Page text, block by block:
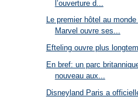
l’ouverture d...
Le premier hôtel au
Marvel ouvre ses...
Efteling ouvre plus
En bref: un parc
nouveau aux...
Disneyland Paris a